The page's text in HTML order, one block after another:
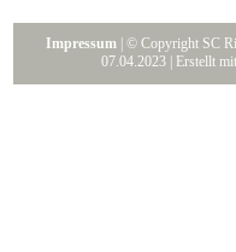
Impressum | © Copyright SC
07.04.2023 | Erstellt mit